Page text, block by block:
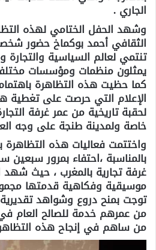
الجاري .
وشهد الحفل الختامي لهذه
الثقافي أحمد بوكماخ حضور
تنتمي لعالم السياسية
يمثلون منظمات ومؤسسات
كما حظيت هذه التظاهرة
الإعلام التي حرصت على تغطية
لحقبة تاريخية من عمر غرفة
خاصة ولمدينة طنجة على وجه
واختتمت فعاليات هذه
بالمناسبة ،احتفاء بمرور
غرفة تجارية بالمغرب ، حيث
موسيقية وفكاهية قدمتها
توجت بمنح دروع وشواهد
من عمرهم خدمة للصالح العام
من ساهم في إنجاح هذه